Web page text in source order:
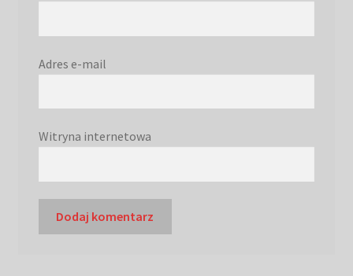
Adres e-mail
Witryna internetowa